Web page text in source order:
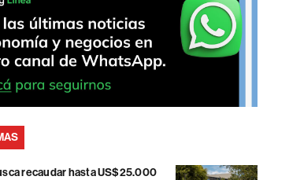
recaudar hasta US$25.000